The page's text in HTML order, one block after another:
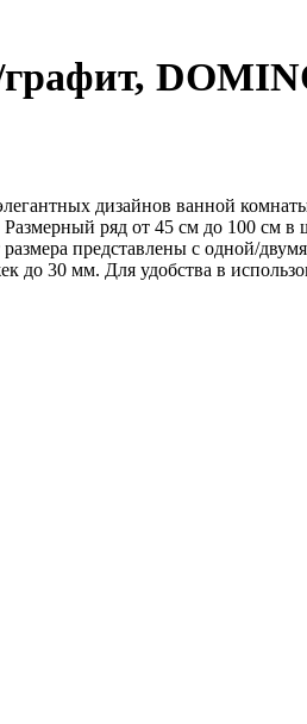
дизайнов ванной
ряд от 45 см до 100 см в
представлены с одной/
30 мм. Для удобства в